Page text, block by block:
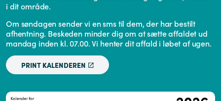
i dit område.
Om søndagen sender vi en sms til dem, der har bestilt
afhentning. Beskeden minder dig om at sætte affaldet ud
mandag inden kl. 07.00. Vi henter dit affald i løbet af ugen.
PRINT KALENDEREN